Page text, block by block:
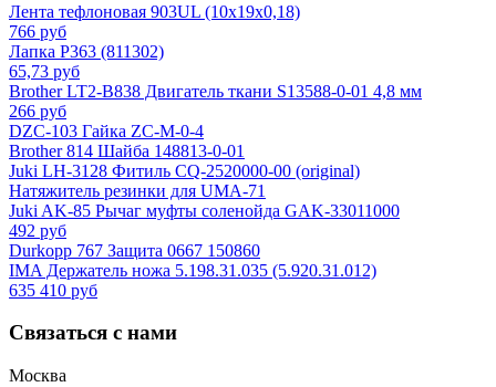
Лента тефлоновая 903UL (10х19х0,18)
766 руб
Лапка P363 (811302)
65,73 руб
Brother LT2-B838 Двигатель ткани S13588-0-01 4,8 мм
266 руб
DZC-103 Гайка ZC-M-0-4
Brother 814 Шайба 148813-0-01
Juki LH-3128 Фитиль CQ-2520000-00 (original)
Натяжитель резинки для UMA-71
Juki AK-85 Рычаг муфты соленойда GAK-33011000
492 руб
Durkopp 767 Защита 0667 150860
IMA Держатель ножа 5.198.31.035 (5.920.31.012)
635 410 руб
Связаться с нами
Москва